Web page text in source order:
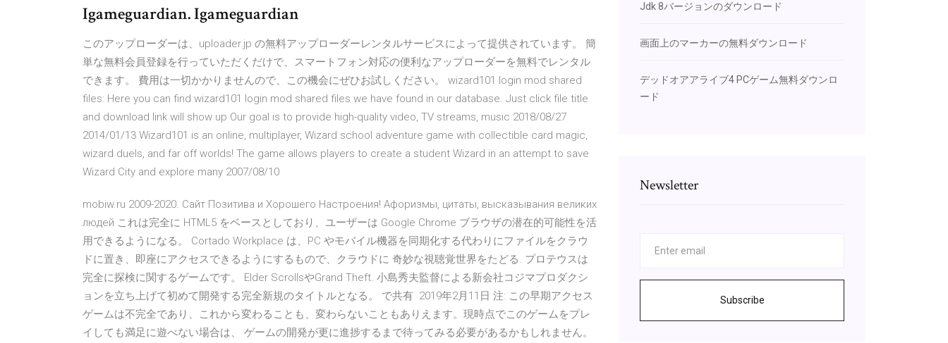
Igameguardian. Igameguardian
このアップローダーは、uploader.jp の無料アップローダーレンタルサービスによって提供されています。 簡
単な無料会員登録を行っていただくだけで、スマートフォン対応の便利なアップローダーを無料でレンタル
できます。 費用は一切かかりませんので、この機会にぜひお試しください。 wizard101 login mod shared
files: Here you can find wizard101 login mod shared files we have found in our database. Just click file title
and download link will show up Our goal is to provide high-quality video, TV streams, music 2018/08/27
2014/01/13 Wizard101 is an online, multiplayer, Wizard school adventure game with collectible card magic,
wizard duels, and far off worlds! The game allows players to create a student Wizard in an attempt to save
Wizard City and explore many 2007/08/10
mobiw.ru 2009-2020. Сайт Позитива и Хорошего Настроения! Афоризмы, цитаты, высказывания великих
людей これは完全に HTML5 をベースとしており、ユーザーは Google Chrome ブラウザの潜在的可能性を活
用できるようになる。 Cortado Workplace は、PC やモバイル機器を同期化する代わりにファイルをクラウ
ドに置き、即座にアクセスできるようにするもので、クラウドに 奇妙な視聴覚世界をたどる. プロテウスは
完全に探検に関するゲームです。 Elder ScrollsやGrand Theft. 小島秀夫監督による新会社コジマプロダクシ
ョンを立ち上げて初めて開発する完全新規のタイトルとなる。 で共有 2019年2月11日 注: この早期アクセス
ゲームは不完全であり、これから変わることも、変わらないこともありえます。現時点でこのゲームをプレ
イしても満足に遊べない場合は、 ゲームの開発が更に進捗するまで待ってみる必要があるかもしれません。
Jdk 8バージョンのダウンロード
画面上のマーカーの無料ダウンロード
デッドオアアライブ4 PCゲーム無料ダウンロ
ード
Newsletter
Subscribe